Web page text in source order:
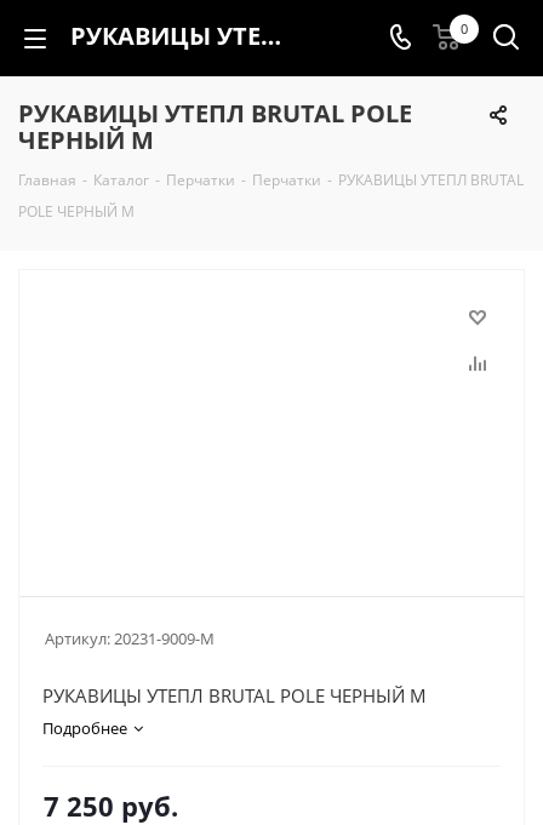
РУКАВИЦЫ УТЕПЛ BRUTAL POLE ЧЕРНЫЙ M 0
РУКАВИЦЫ УТЕПЛ BRUTAL POLE
ЧЕРНЫЙ M
Главная - Каталог - Перчатки - Перчатки - РУКАВИЦЫ УТЕПЛ BRUTAL
POLE ЧЕРНЫЙ M
Артикул:20231-9009-M
РУКАВИЦЫ УТЕПЛ BRUTAL POLE ЧЕРНЫЙ M
Подробнее
7 250 руб.